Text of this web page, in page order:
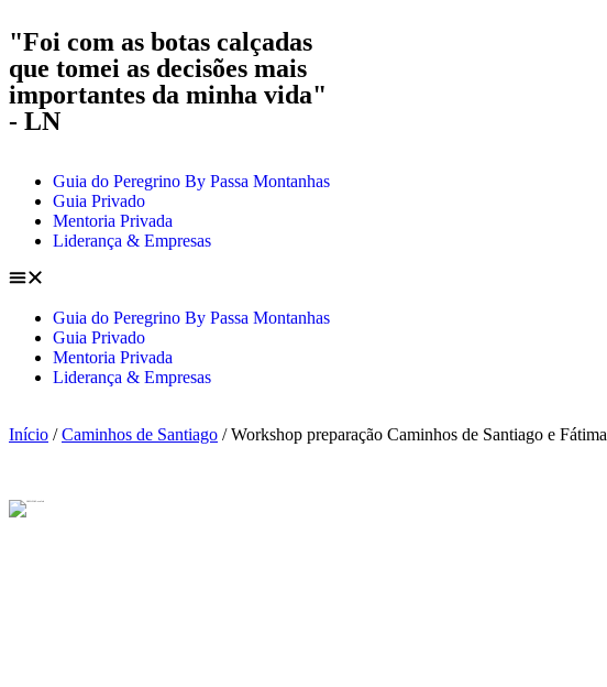
"Foi com as botas calçadas
que tomei as decisões mais
importantes da minha vida"
- LN
Guia do Peregrino By Passa Montanhas
Guia Privado
Mentoria Privada
Liderança & Empresas
Guia do Peregrino By Passa Montanhas
Guia Privado
Mentoria Privada
Liderança & Empresas
Início /Caminhos de Santiago / Workshop preparação Caminhos de Santiago e Fátima